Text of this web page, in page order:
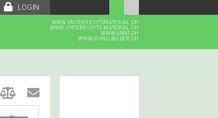
LOGIN
WWW.UNTERRICHTSMATERIAL.CH
WWW.UNTERRICHTS-MATERIAL.CH
WWW.UMAT.CH
WWW.SCHULBILDER.CH